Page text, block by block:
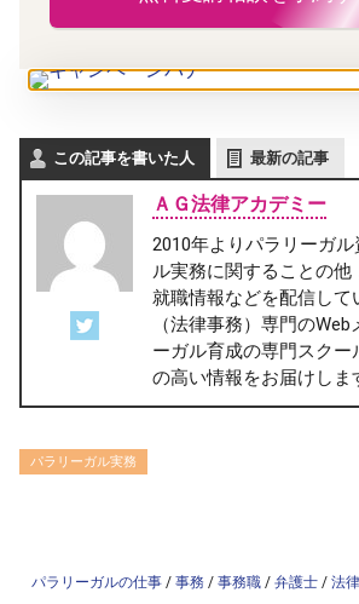
この記事を書いた人 最新の記事
ＡＧ法律アカデミー
2010年よりパラリーガ
ル実務に関することの
就職情報などを配信して
（法律事務）専門の
ーガル育成の専門スク
の高い情報をお届けしま
パラリーガル実務
パラリーガルの仕事 / 事務 / 事務職 / 弁護士 / 法律